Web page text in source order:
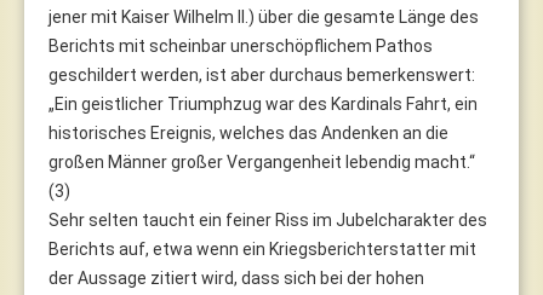
jener mit Kaiser Wilhelm II.) über die gesamte Länge des
Berichts mit scheinbar unerschöpflichem Pathos
geschildert werden, ist aber durchaus bemerkenswert:
„Ein geistlicher Triumphzug war des Kardinals Fahrt, ein
historisches Ereignis, welches das Andenken an die
großen Männer großer Vergangenheit lebendig macht.“
(3)
Sehr selten taucht ein feiner Riss im Jubelcharakter des
Berichts auf, etwa wenn ein Kriegsberichterstatter mit
der Aussage zitiert wird, dass sich bei der hohen